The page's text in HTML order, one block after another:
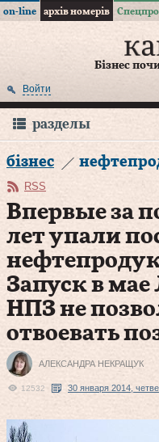
on-line архів номерів
Бізнес
Войти
разделы
бізнес
RSS
Впервые за
лет упали
Запуск в
НПЗ не
отвоевать
АЛЕКСАНДРА НЕКРАЩУК
12532 30 января 2014,